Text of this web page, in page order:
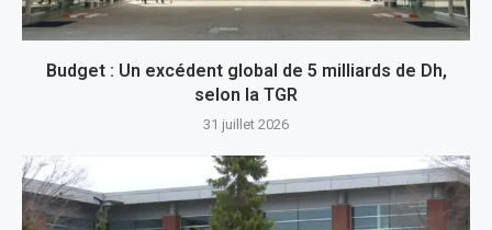
Budget : Un excédent global de 5 milliards de Dh,
selon la TGR
31 juillet 2026